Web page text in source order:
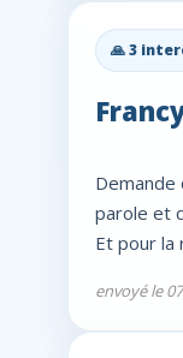
🙏 3
Demande
parole et
Et pour la
envoyé le